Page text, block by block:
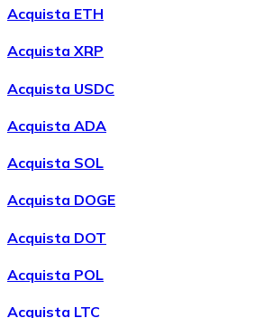
Acquista ETH
Acquista XRP
Acquista USDC
Acquista ADA
Acquista SOL
Acquista DOGE
Acquista DOT
Acquista POL
Acquista LTC